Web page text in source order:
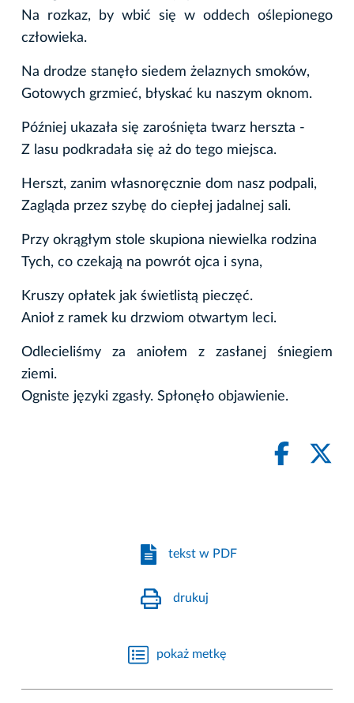
Na rozkaz, by wbić się w oddech oślepionego
człowieka.
Na drodze stanęło siedem żelaznych smoków,
Gotowych grzmieć, błyskać ku naszym oknom.
Później ukazała się zarośnięta twarz herszta -
Z lasu podkradała się aż do tego miejsca.
Herszt, zanim własnoręcznie dom nasz podpali,
Zagląda przez szybę do ciepłej jadalnej sali.
Przy okrągłym stole skupiona niewielka rodzina
Tych, co czekają na powrót ojca i syna,
Kruszy opłatek jak świetlistą pieczęć.
Anioł z ramek ku drzwiom otwartym leci.
Odlecieliśmy za aniołem z zasłanej śniegiem
ziemi.
Ogniste języki zgasły. Spłonęło objawienie.
tekst w PDF
drukuj
pokaż metkę